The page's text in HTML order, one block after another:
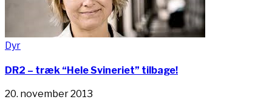
Dyr
DR2 – træk “Hele Svineriet” tilbage!
20. november 2013